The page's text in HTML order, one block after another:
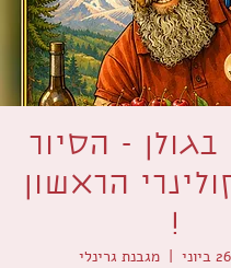
בגולן - הסיור
הראשון
!
  |
מגבנת גרינלי